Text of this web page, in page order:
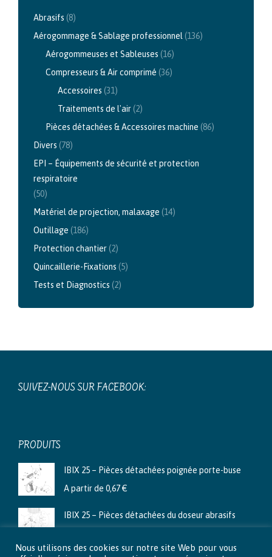
Abrasifs (8)
Aérogommage & Sablage professionnel (136)
Aérogommeuses et Sableuses (16)
Compresseurs & Air comprimé (36)
Accessoires (31)
Traitements de l'air(2)
Pièces détachées & Accessoires machine (86)
Divers (78)
EPI – Équipements de sécurité et protection
respiratoire
(50)
Matériel de projection, malaxage (14)
Outillage (186)
Protection chantier(2)
Quincaillerie-Fixations (5)
Tests et Diagnostics (2)
SUIVEZ-NOUS SUR FACEBOOK:
PRODUITS
IBIX 25 – Pièces détachées poignée porte-buse
A partir de 0,67€
IBIX 25 – Pièces détachées du doseur abrasifs
Nous utilisons des cookies sur notre site Web pour vous